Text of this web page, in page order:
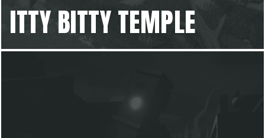
ITTY BITTY TEMPLE